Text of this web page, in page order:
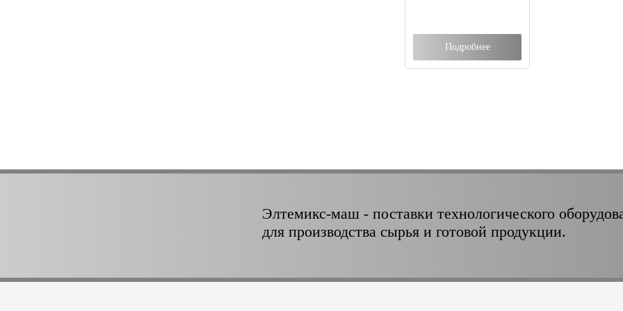
Подробнее
Элтемикс-маш - поставки технологического
для производства сырья и готовой продукции.